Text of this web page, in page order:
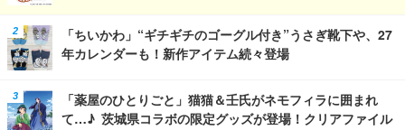
「ちいかわ」“ギチギチのゴーグル付き”うさぎ靴下や、27
年カレンダーも！新作アイテム続々登場
「薬屋のひとりごと」猫猫＆壬氏がネモフィラに囲まれ
て…♪ 茨城県コラボの限定グッズが登場！クリアファイル